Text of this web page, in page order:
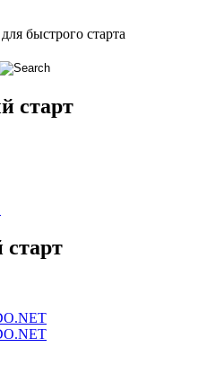
для быстрого старта
старт